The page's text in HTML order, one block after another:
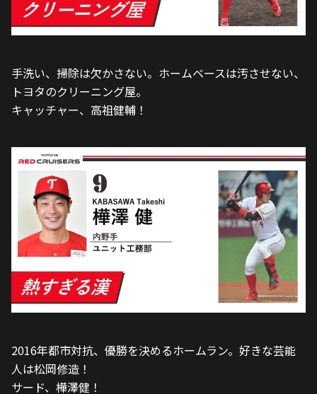
手洗い、掃除は欠かさない。ホームベースは汚させない、
トヨタのクリーニング屋。
キャッチャー、高祖健輔！
2016年都市対抗、優勝を決めるホームラン。好きな芸能
人は松岡修造！
サード、樺澤健！